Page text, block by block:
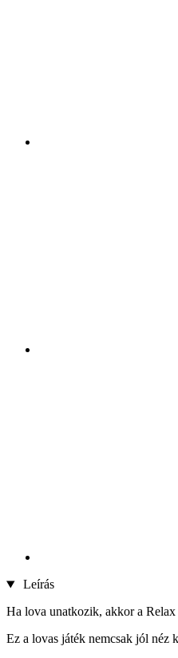
Leírás
Ha lova unatkozik, akkor a
Ez a lovas játék nemcsak jól néz